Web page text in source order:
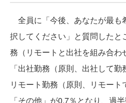
全員に「今後、あなたが最も
択してください」と質問したと
務（リモートと出社を組み合わ
「出社勤務（原則、出社して
リモート勤務（原則、リモート
「その他」が0.7％となり、過